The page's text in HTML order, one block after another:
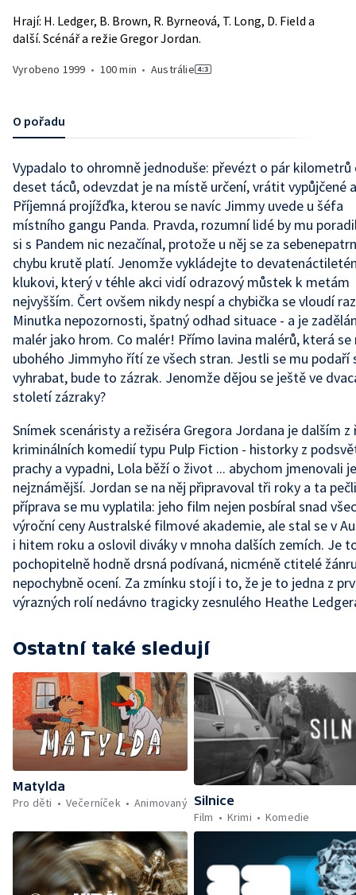
Hrají: H. Ledger, B. Brown, R. Byrneová, T. Long, D. Field a
další. Scénář a režie Gregor Jordan.
Vyrobeno 1999 • 100 min •Austrálie
O pořadu
Vypadalo to ohromně jednoduše: převézt o pár kilometrů
deset táců, odevzdat je na místě určení, vrátit vypůjčené
Příjemná projížďka, kterou se navíc Jimmy uvede u šéfa
místního gangu Panda. Pravda, rozumní lidé by mu
si s Pandem nic nezačínal, protože u něj se za
chybu krutě platí. Jenomže vykládejte to
klukovi, který v téhle akci vidí odrazový můstek k metám
nejvyšším. Čert ovšem nikdy nespí a chybička se vloudí
Minutka nepozornosti, špatný odhad situace - a je
malér jako hrom. Co malér! Přímo lavina malérů, která se
ubohého Jimmyho řítí ze všech stran. Jestli se mu podaří
vyhrabat, bude to zázrak. Jenomže dějou se ještě ve
století zázraky?
Snímek scenáristy a režiséra Gregora Jordana je dalším z
kriminálních komedií typu Pulp Fiction - historky z
prachy a vypadni, Lola běží o život ... abychom jmenovali
nejznámější. Jordan se na něj připravoval tři roky a ta
příprava se mu vyplatila: jeho film nejen posbíral snad
výroční ceny Australské filmové akademie, ale stal se v
i hitem roku a oslovil diváky v mnoha dalších zemích. Je
pochopitelně hodně drsná podívaná, nicméně ctitelé
nepochybně ocení. Za zmínku stojí i to, že je to jedna z
výrazných rolí nedávno tragicky zesnulého Heathe
Ostatní také sledují
Matylda
Pro děti
Večerníček Animovaný Silnice
Film
Krimi Komedie